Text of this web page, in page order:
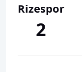
Rizespor
2